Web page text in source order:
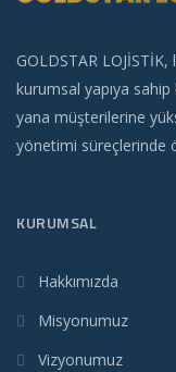
GOLDSTAR
kurumsal yapıya
yana müşterilerine
yönetimi süreçlerinde
KURUMSAL
Hakkımızda
Misyonumuz
Vizyonumuz